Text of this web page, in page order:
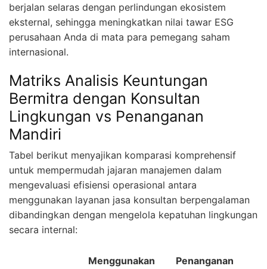
berjalan selaras dengan perlindungan ekosistem
eksternal, sehingga meningkatkan nilai tawar ESG
perusahaan Anda di mata para pemegang saham
internasional.
Matriks Analisis Keuntungan
Bermitra dengan Konsultan
Lingkungan vs Penanganan
Mandiri
Tabel berikut menyajikan komparasi komprehensif
untuk mempermudah jajaran manajemen dalam
mengevaluasi efisiensi operasional antara
menggunakan layanan jasa konsultan berpengalaman
dibandingkan dengan mengelola kepatuhan lingkungan
secara internal:
Menggunakan Penanganan